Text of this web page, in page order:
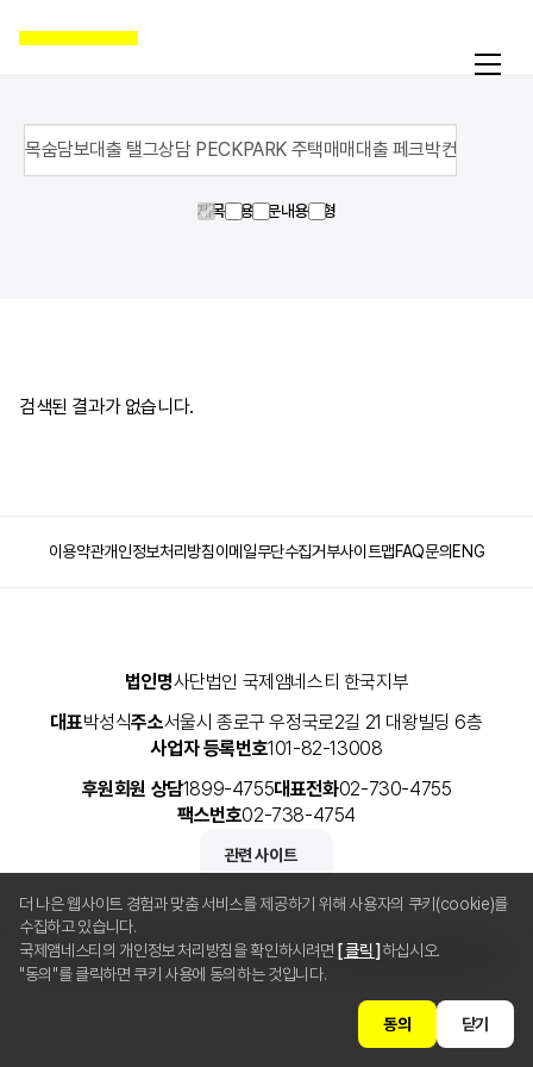
제목내용영문내용유형
검색된 결과가 없습니다.
이용약관개인정보처리방침이메일무단수집거부사이트맵FAQ문의 ENG
법인명사단법인 국제앰네스티 한국지부
대표박성식주소서울시 종로구 우정국로2길 21 대왕빌딩 6층
사업자 등록번호101-82-13008
후원회원 상담1899-4755대표전화02-730-4755
팩스번호02-738-4754
관련 사이트
Copyright © 2025 사단법인 국제앰네스티 한국지부 All Rights Reserved.
더 나은 웹사이트 경험과 맞춤 서비스를 제공하기 위해 사용자의 쿠키(cookie)를
수집하고 있습니다.
국제앰네스티의 개인정보 처리방침을 확인하시려면 [ 클릭 ] 하십시오.
"동의"를 클릭하면 쿠키 사용에 동의하는 것입니다.
동의 닫기